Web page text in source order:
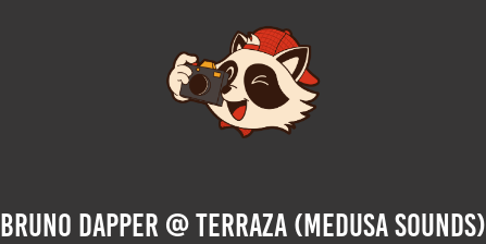
Bruno Dapper @ Terraza (Medusa Sounds)